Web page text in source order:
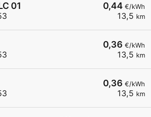
0,44 €/kWh
13,5 km
01
0,36 €/kWh
13,5 km
0,36 €/kWh
13,5 km